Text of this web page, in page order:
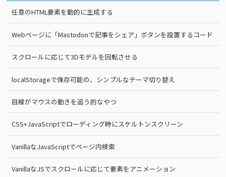
任意のHTML要素を動的に生成する
Webページに「Mastodonで記事をシェア」ボタンを設置するコード
スクロールに応じて3Dモデルを回転させる
localStorageで保存可能の、シンプルなテーマ切り替え
目線がマウスの動きを追う的なやつ
CSS+JavaScriptでローディング時にスケルトンスクリーン
VanillaなJavaScriptでページ内検索
VanillaなJSでスクロールに応じて要素をアニメーション